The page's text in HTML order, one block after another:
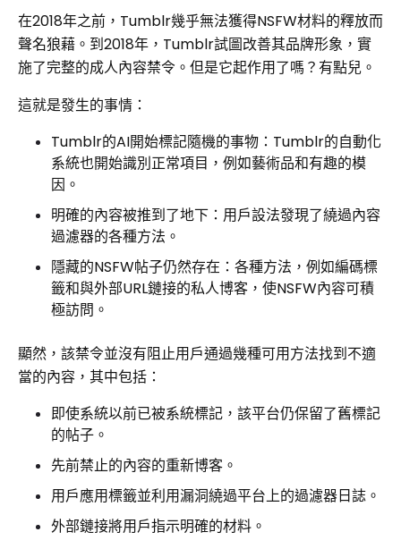
在2018年之前，Tumblr幾乎無法獲得NSFW材料的釋放而
聲名狼藉。到2018年，Tumblr試圖改善其品牌形象，實
施了完整的成人內容禁令。但是它起作用了嗎？有點兒。
這就是發生的事情：
Tumblr的AI開始標記隨機的事物：Tumblr的自動化
系統也開始識別正常項目，例如藝術品和有趣的模
因。
明確的內容被推到了地下：用戶設法發現了繞過內容
過濾器的各種方法。
隱藏的NSFW帖子仍然存在：各種方法，例如編碼標
籤和與外部URL鏈接的私人博客，使NSFW內容可積
極訪問。
顯然，該禁令並沒有阻止用戶通過幾種可用方法找到不適
當的內容，其中包括：
即使系統以前已被系統標記，該平台仍保留了舊標記
的帖子。
先前禁止的內容的重新博客。
用戶應用標籤並利用漏洞繞過平台上的過濾器日誌。
外部鏈接將用戶指示明確的材料。